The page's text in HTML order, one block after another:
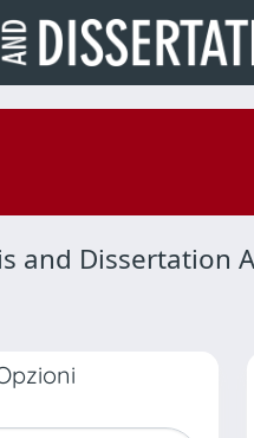
and Dissertation